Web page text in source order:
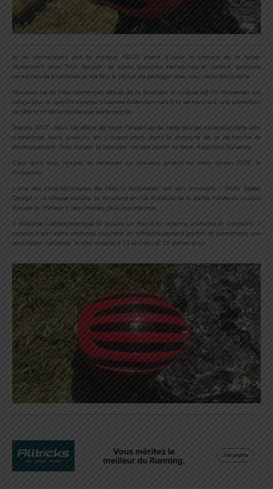
Je ne connaissais pas la marque ABUS avant d’avoir la chance de la tester
récemment pour Trail Session, et après quelques recherches et surtout quelques
centaines de kilomètres je me fais le plaisir de partager avec vous cette découverte
Nouveau né de l’équipementier officiel de la Movistar le casque ABUS Airbreaker est
conçu pour le sportifs amateurs comme professionnels à la recherche d’une protection
de tête tant sécurisante que performante.
Depuis 2017, Abus bénéficie de toute l’expertise de cette équipe professionnelle afin
d’améliorer leurs produits en s’investissant dans le domaine de la recherche et
développement. Pour rappel, la Movistar compte parmi sa team Alejandro Valverde.
C’est donc tous naturel de retrouver un nouveau produit en cette saison 2019, le
Airbreaker.
L’une des caractéristiques de l’ABUS AirBreaker est son innovant « Multi Speed
Design » : à vitesse réduite, la structure en nid d’abeille de la partie haute du casque
dissipe la chaleur à des vitesses plus importantes.
Il stabilise l’aérodynamique et assure un flux d’air interne uniforme et constant. 7
canaux d’airs extra-profonds assurent un rafraichissement parfait et permettent une
ventilation optimale, le tout associé à 11 entrées et 13 sorties d’air.